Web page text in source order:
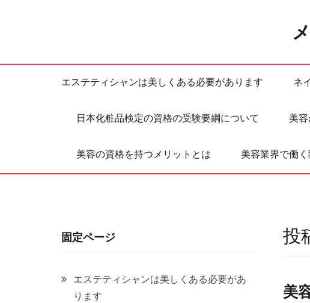
エステティシャンは美しくある必要があります ネ
日本化粧品検定の資格の受験要綱について 美
美容の資格を持つメリットとは 美容業界で働
投
美
固定ページ
エステティシャンは美しくある必要があ
ります